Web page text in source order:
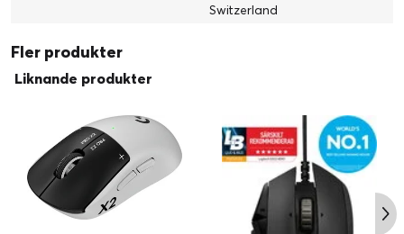
Switzerland
Fler produkter
Liknande produkter